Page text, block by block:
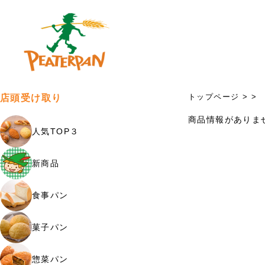
店頭受け取り
人気TOP３
新商品
食事パン
菓子パン
惣菜パン
トップページ > >
商品情報がありま